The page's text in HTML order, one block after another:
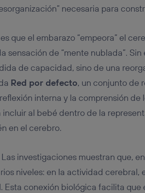
necesaria para
que el embarazo “empeora” el
sensación de “mente nublada”.
de capacidad, sino de una
Red por defecto, un conjunto de
interna y la comprensión de
al bebé dentro de la
en el cerebro.
investigaciones muestran que,
niveles: en la actividad cerebral,
Esta conexión biológica facilita